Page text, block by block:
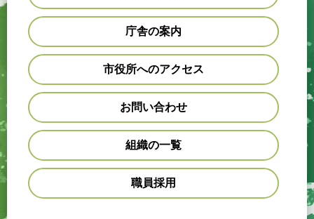
庁舎の案内
市役所へのアクセス
お問い合わせ
組織の一覧
職員採用